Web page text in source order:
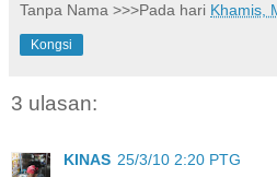
Tanpa Nama >>>Pada hari Khamis,
Kongsi
3 ulasan:
KINAS 25/3/10 2:20 PTG